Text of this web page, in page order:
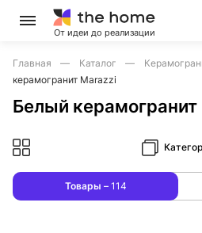
От идеи до реализации
Главная Каталог
керамогранит Marazzi
Белый керамогранит
Товары – 114